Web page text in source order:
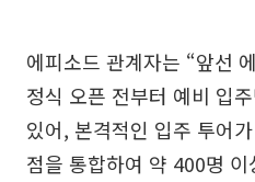
에피소드 관계자는 “앞선
정식 오픈 전부터 예비 입
있어, 본격적인 입주 투어
점을 통합하여 약 400명